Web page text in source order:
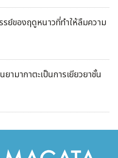
ย์ของฤดูหนาวที่ทำให้ลืมความ
ยามากาตะเป็นการเยียวยาชั้น